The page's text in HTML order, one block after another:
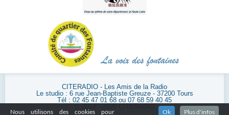
CITERADIO - Les Amis de la Radio
Le studio : 6 rue Jean-Baptiste Greuze - 37200 Tours
Tél : 02 45 47 01 68 ou 07 68 59 40 45
Nous utilisons des cookies pour
Ok Plus d'infos